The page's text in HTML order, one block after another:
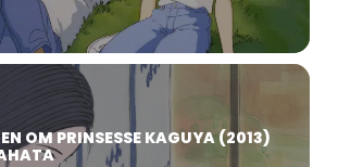
OM PRINSESSE KAGUYA (2013)